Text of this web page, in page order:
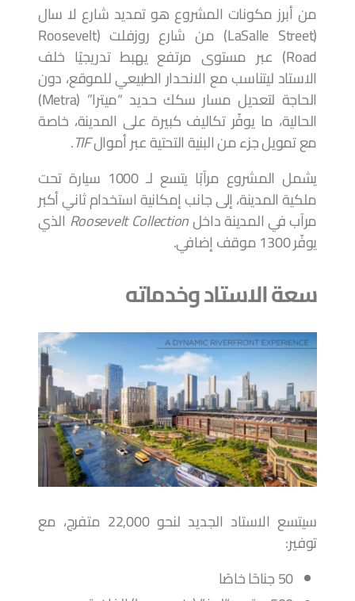
من أبرز مكونات المشروع هو تمديد شارع لا سال
(LaSalle Street) من شارع روزفلت (Roosevelt
Road) عبر مستوى مرتفع يهبط تدريجيًا خلف
الاستاد ليتناسب مع الانحدار الطبيعي للموقع، دون
الحاجة لتعديل مسار سكك حديد “ميترا” (Metra)
الحالية، ما يوفّر تكاليف كبيرة على المدينة، خاصة
مع تمويل جزء من البنية التحتية عبر أموالTIF
.
يشمل المشروع مرآبًا يتسع لـ 1000 سيارة تحت
ملكية المدينة، إلى جانب إمكانية استخدام ثاني أكبر
مرآب في المدينة داخلRoosevelt Collectionالذي
يوفّر 1300 موقف إضافي.
سعة الاستاد وخدماته
سيتسع الاستاد الجديد لنحو 22,000 متفرج، مع
توفير:
50 جناحًا خاصًا